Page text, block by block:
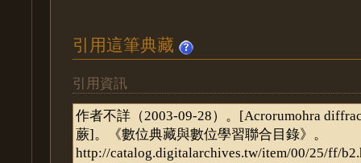
引用這筆典藏
引用資訊